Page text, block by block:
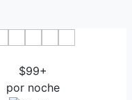
$99+
por noche